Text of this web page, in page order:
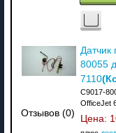
Отзывов (0)
Датчик
80055
7110
C9017-
OfficeJet
Цена: